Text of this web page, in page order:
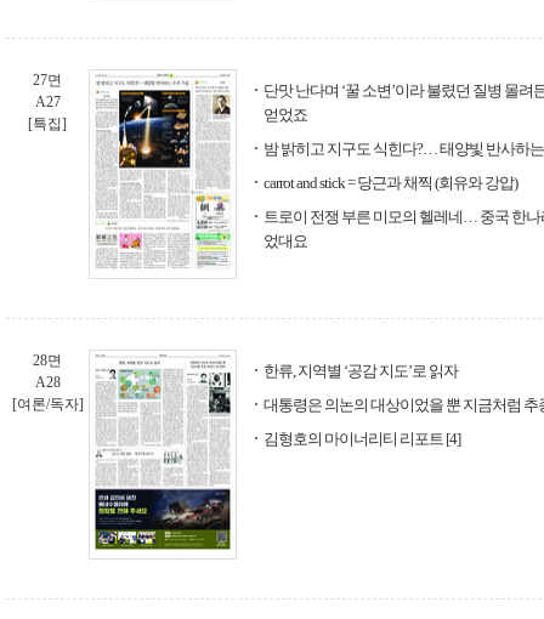
27면
A27
[특집]
단맛 난다며 ‘꿀 소변’이라 불렸던 질병 몰려
얻었죠
밤 밝히고 지구도 식힌다?… 태양빛 반사하
carrot and stick = 당근과 채찍 (회유와 강압)
트로이 전쟁 부른 미모의 헬레네… 중국 한
었대요
28면
A28
[여론/독자]
한류, 지역별 ‘공감 지도’로 읽자
대통령은 의논의 대상이었을 뿐 지금처럼 추
김형호의 마이너리티 리포트 [4]